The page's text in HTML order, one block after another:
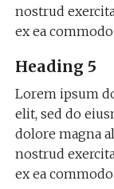
genius,
who
makes
best
pl.wellreplicas.to
timepiece
can
become
the
newest
favored
assortment
lovers.
nostrud
ex ea
Heading 5
Lorem ipsum
elit, sed do
dolore magna
nostrud
ex ea